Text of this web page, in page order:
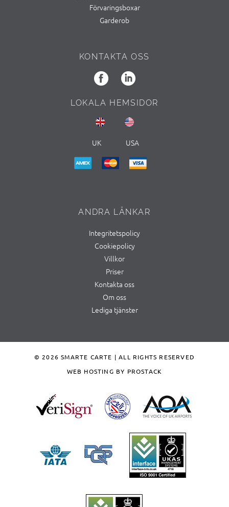
Förvaringsboxar
Garderob
KONTAKTA OSS
LOKALA HEMSIDOR
UK USA
ANDRA LÄNKAR
Integritetspolicy
Cookiepolicy
Villkor
Priser
Kontakta oss
Om oss
Lediga tjänster
© 2026 SMARTE CARTE | ALL RIGHTS RESERVED
WEB HOSTING BY PROSTACK